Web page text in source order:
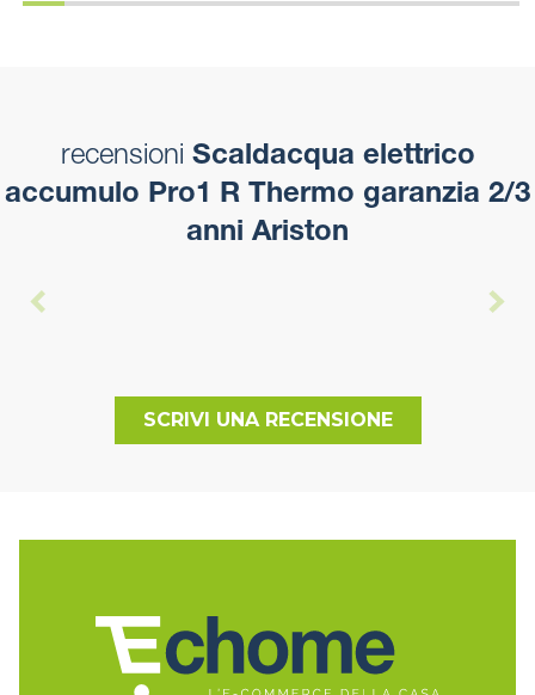
recensioni Scaldacqua elettrico
accumulo Pro1 R Thermo garanzia 2/3
anni Ariston
SCRIVI UNA RECENSIONE